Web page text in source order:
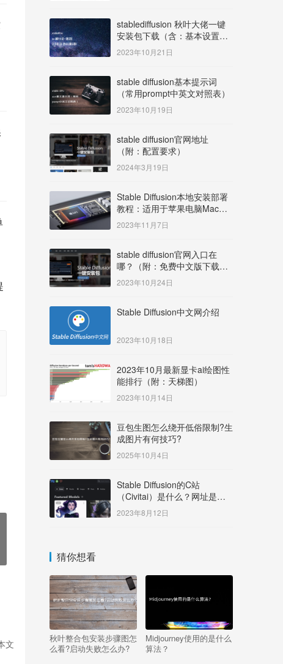
文
stablediffusion 秋叶大佬一键
安装包下载（含：基本设置说
明）
2023年10月21日
stable diffusion基本提示词
（常用prompt中英文对照表）
2023年10月19日
stable diffusion官网地址
（附：配置要求）
2024年3月19日
Stable Diffusion本地安装部署
教程：适用于苹果电脑Mac
OS系统M系列芯片：
MacBook/iMac等
2023年11月7日
stable diffusion官网入口在
哪？（附：免费中文版下载安
装教程）
2023年10月24日
Stable Diffusion中文网介绍
2023年10月18日
2023年10月最新显卡ai绘图性
能排行（附：天梯图）
2023年10月14日
豆包生图怎么绕开低俗限制?生
成图片有何技巧?
2025年10月4日
Stable Diffusion的C站
（Civitai）是什么？网址是多
少？
2023年8月12日
猜你想看
秋叶整合包安装步骤图怎
么看?启动失败怎么办?
Midjourney使用的是什么
算法？